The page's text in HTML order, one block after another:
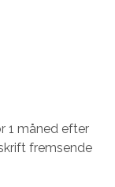
1 måned efter
fremsende